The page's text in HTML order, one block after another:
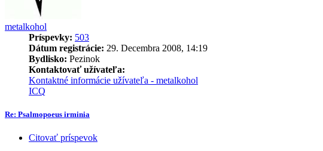
metalkohol
Príspevky: 503
Dátum registrácie: 29. Decembra 2008, 14:19
Bydlisko: Pezinok
Kontaktovať užívateľa:
Kontaktné informácie užívateľa - metalkohol
ICQ
Re: Psalmopoeus irminia
Citovať príspevok